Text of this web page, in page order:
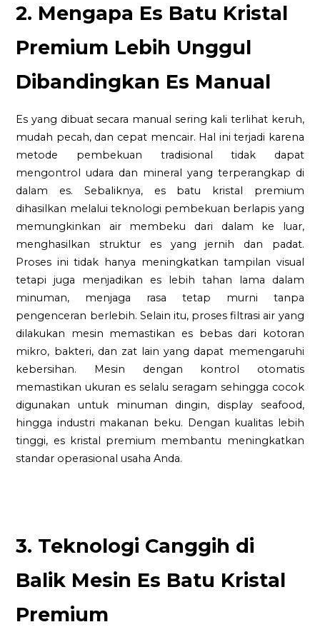
2. Mengapa Es Batu Kristal
Premium Lebih Unggul
Dibandingkan Es Manual
Es yang dibuat secara manual sering kali terlihat keruh,
mudah pecah, dan cepat mencair. Hal ini terjadi karena
metode pembekuan tradisional tidak dapat
mengontrol udara dan mineral yang terperangkap di
dalam es. Sebaliknya, es batu kristal premium
dihasilkan melalui teknologi pembekuan berlapis yang
memungkinkan air membeku dari dalam ke luar,
menghasilkan struktur es yang jernih dan padat.
Proses ini tidak hanya meningkatkan tampilan visual
tetapi juga menjadikan es lebih tahan lama dalam
minuman, menjaga rasa tetap murni tanpa
pengenceran berlebih. Selain itu, proses filtrasi air yang
dilakukan mesin memastikan es bebas dari kotoran
mikro, bakteri, dan zat lain yang dapat memengaruhi
kebersihan. Mesin dengan kontrol otomatis
memastikan ukuran es selalu seragam sehingga cocok
digunakan untuk minuman dingin, display seafood,
hingga industri makanan beku. Dengan kualitas lebih
tinggi, es kristal premium membantu meningkatkan
standar operasional usaha Anda.
3. Teknologi Canggih di
Balik Mesin Es Batu Kristal
Premium